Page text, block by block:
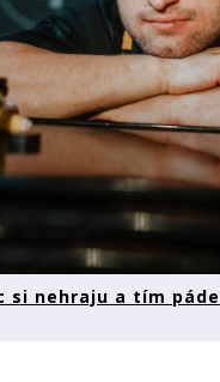
si nehraju a tím